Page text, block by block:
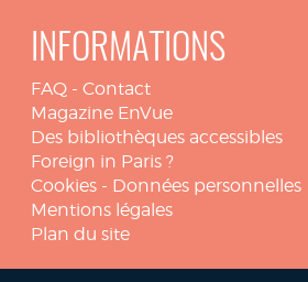
INFORMATIONS
FAQ - Contact
Magazine EnVue
Des bibliothèques accessibles
Foreign in Paris ?
Cookies - Données personnelles
Mentions légales
Plan du site